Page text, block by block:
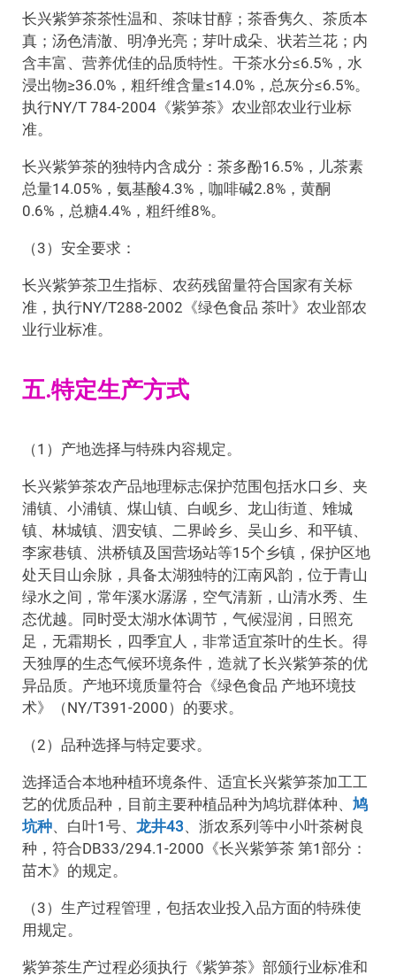
长兴紫笋茶茶性温和、茶味甘醇；茶香隽久、茶质本
真；汤色清澈、明净光亮；芽叶成朵、状若兰花；内
含丰富、营养优佳的品质特性。干茶水分≤6.5%，水
浸出物≥36.0%，粗纤维含量≤14.0%，总灰分≤6.5%。
执行NY/T 784-2004《紫笋茶》农业部农业行业标
准。
长兴紫笋茶的独特内含成分：茶多酚16.5%，儿茶素
总量14.05%，氨基酸4.3%，咖啡碱2.8%，黄酮
0.6%，总糖4.4%，粗纤维8%。
（3）安全要求：
长兴紫笋茶卫生指标、农药残留量符合国家有关标
准，执行NY/T288-2002《绿色食品 茶叶》农业部农
业行业标准。
五.特定生产方式
（1）产地选择与特殊内容规定。
长兴紫笋茶农产品地理标志保护范围包括水口乡、夹
浦镇、小浦镇、煤山镇、白岘乡、龙山街道、雉城
镇、林城镇、泗安镇、二界岭乡、吴山乡、和平镇、
李家巷镇、洪桥镇及国营场站等15个乡镇，保护区地
处天目山余脉，具备太湖独特的江南风韵，位于青山
绿水之间，常年溪水潺潺，空气清新，山清水秀、生
态优越。同时受太湖水体调节，气候湿润，日照充
足，无霜期长，四季宜人，非常适宜茶叶的生长。得
天独厚的生态气候环境条件，造就了长兴紫笋茶的优
异品质。产地环境质量符合《绿色食品 产地环境技
术》（NY/T391-2000）的要求。
（2）品种选择与特定要求。
选择适合本地种植环境条件、适宜长兴紫笋茶加工工
艺的优质品种，目前主要种植品种为鸠坑群体种、 鸠
坑种、白叶1号、 龙井43、浙农系列等中小叶茶树良
种，符合DB33/294.1-2000《长兴紫笋茶 第1部分：
苗木》的规定。
（3）生产过程管理，包括农业投入品方面的特殊使
用规定。
紫笋茶生产过程必须执行《紫笋茶》部颁行业标准和